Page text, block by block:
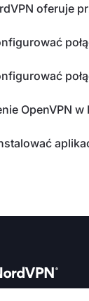
oferuje
OpenVPN w